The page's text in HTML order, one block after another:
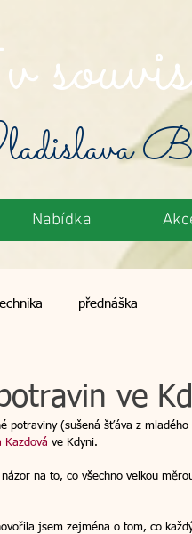
Nabídka
přednáška
novinky
terapie
ve
potraviny (sušená šťáva z mladého
Kazdová ve Kdyni.
na to, co všechno velkou
jsem zejména o tom, co